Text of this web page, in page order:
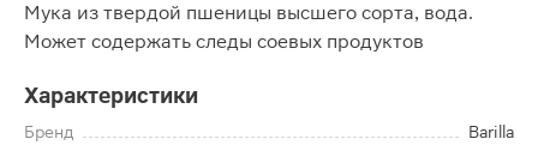
Мука из твердой пшеницы высшего сорта, вода.
Может содержать следы соевых продуктов
Характеристики
Бренд
Barilla